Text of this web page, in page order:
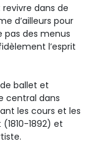
dans de
d’ailleurs pour
pas des menus
l’esprit
ballet et
central dans
les cours et les
1892) et